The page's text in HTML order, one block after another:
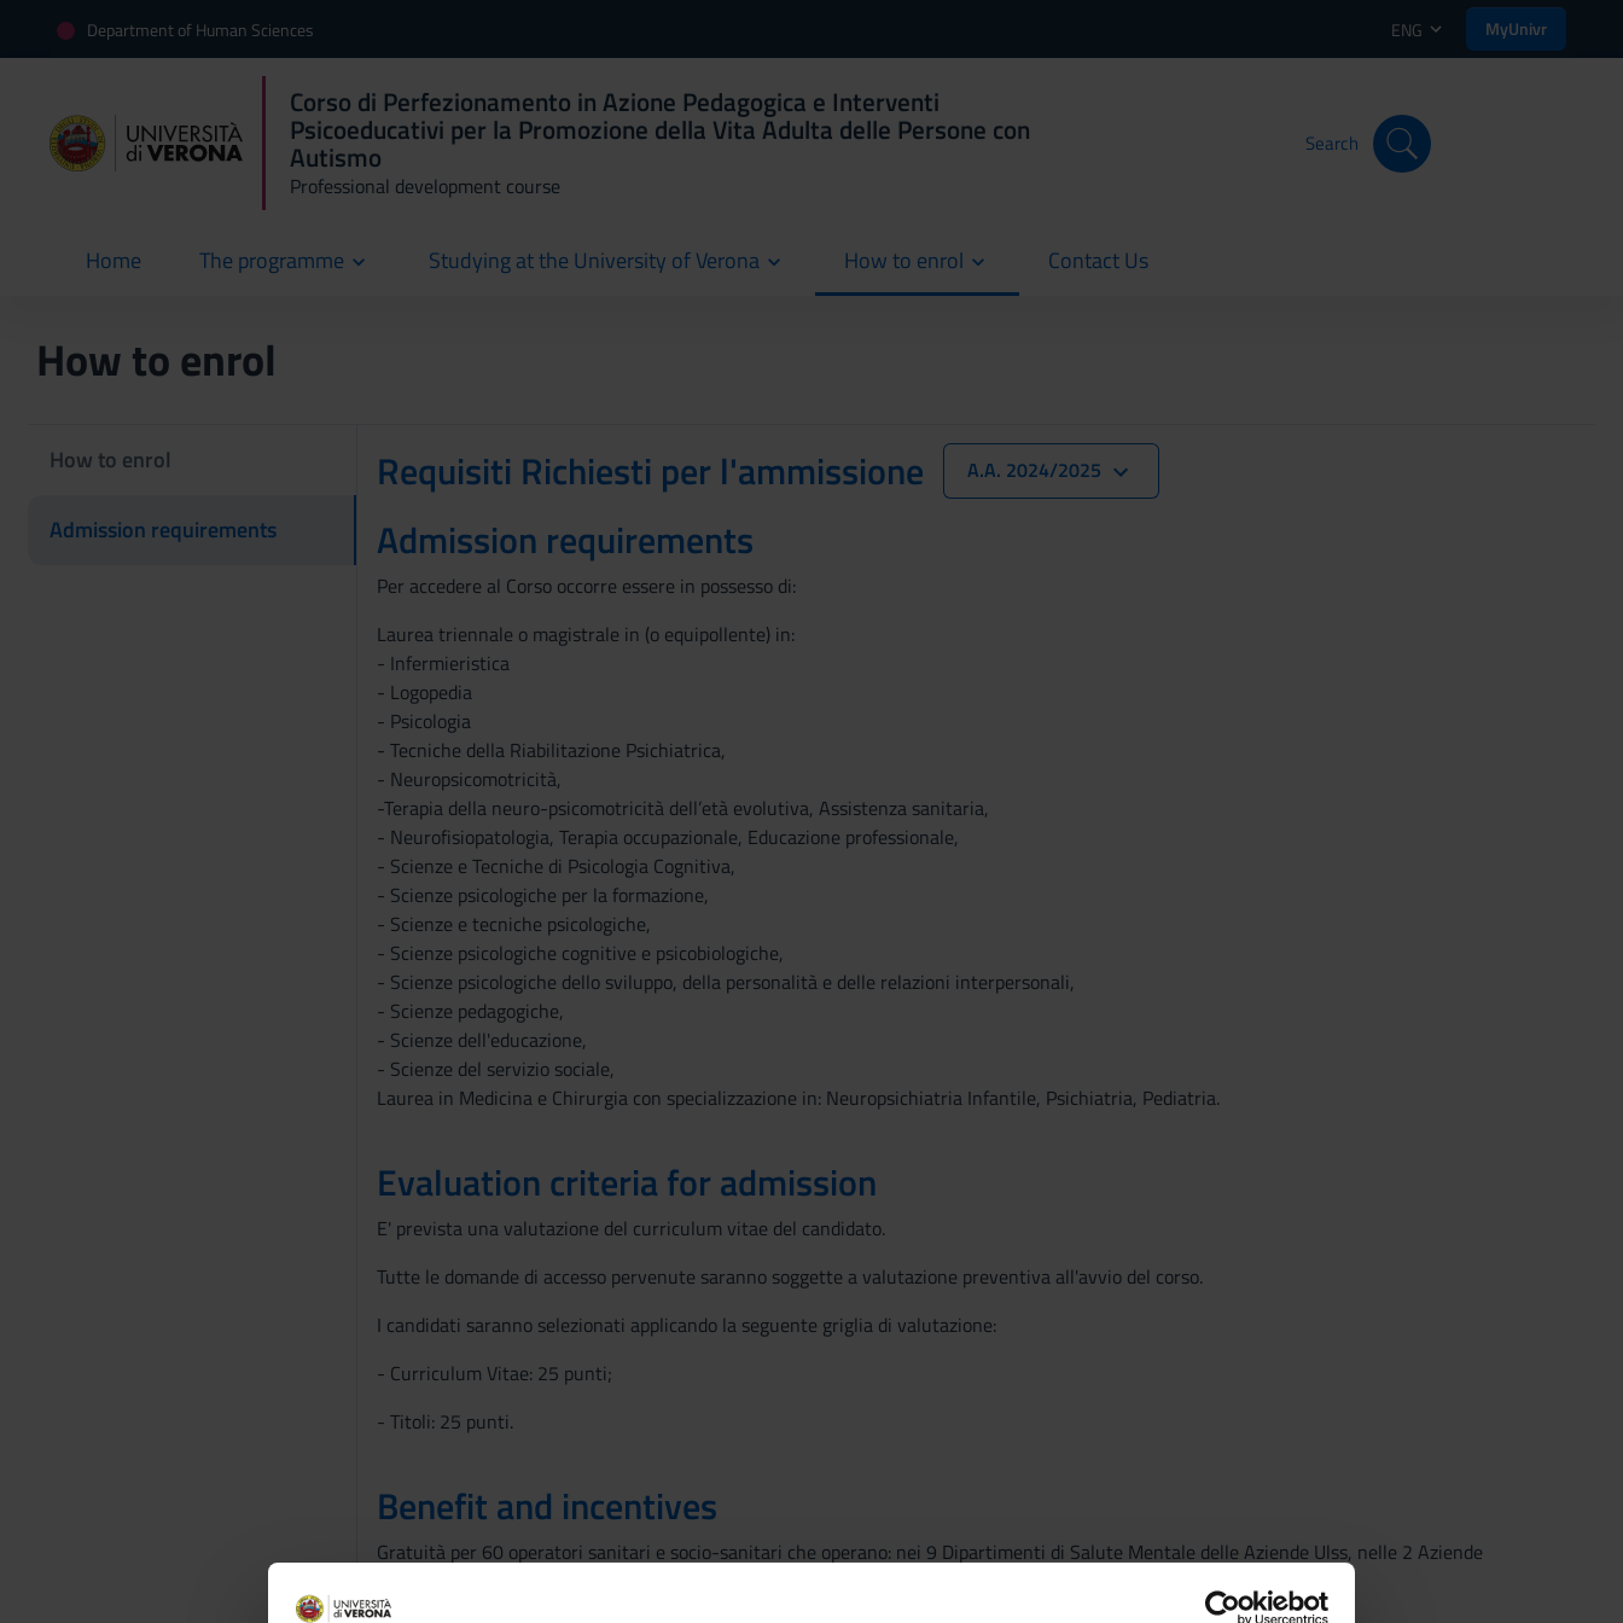
Department of Human Sciences ENG MyUnivr
Corso di Perfezionamento in Azione Pedagogica e Interventi
Psicoeducativi per la Promozione della Vita Adulta delle Persone con
Autismo
Professional development course
Search
Home
current The programme Studying at the University of Verona How to enrol Contact Us
current
How to enrol
How to enrol
Admission requirements
Requisiti Richiesti per l'ammissione A.A. 2024/2025
Admission requirements
Per accedere al Corso occorre essere in possesso di:
Laurea triennale o magistrale in (o equipollente) in:
- Infermieristica
- Logopedia
- Psicologia
- Tecniche della Riabilitazione Psichiatrica,
- Neuropsicomotricità,
-Terapia della neuro-psicomotricità dell’età evolutiva, Assistenza sanitaria,
- Neurofisiopatologia, Terapia occupazionale, Educazione professionale,
- Scienze e Tecniche di Psicologia Cognitiva,
- Scienze psicologiche per la formazione,
- Scienze e tecniche psicologiche,
- Scienze psicologiche cognitive e psicobiologiche,
- Scienze psicologiche dello sviluppo, della personalità e delle relazioni interpersonali,
- Scienze pedagogiche,
- Scienze dell'educazione,
- Scienze del servizio sociale,
Laurea in Medicina e Chirurgia con specializzazione in: Neuropsichiatria Infantile, Psichiatria, Pediatria.
Evaluation criteria for admission
E' prevista una valutazione del curriculum vitae del candidato.
Tutte le domande di accesso pervenute saranno soggette a valutazione preventiva all'avvio del corso.
I candidati saranno selezionati applicando la seguente griglia di valutazione:
- Curriculum Vitae: 25 punti;
- Titoli: 25 punti.
Benefit and incentives
Gratuità per 60 operatori sanitari e socio-sanitari che operano: nei 9 Dipartimenti di Salute Mentale delle Aziende Ulss, nelle 2 Aziende